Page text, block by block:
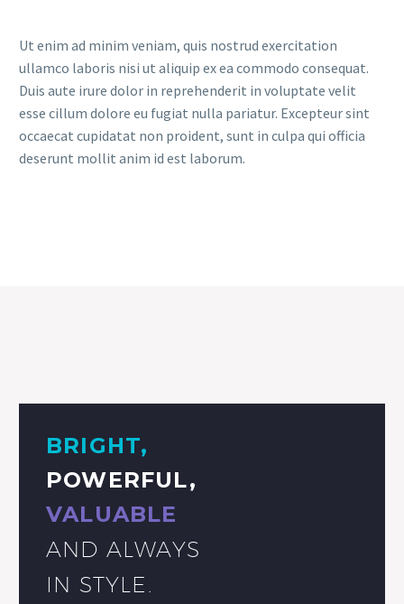
Ut enim ad minim veniam, quis nostrud exercitation
ullamco laboris nisi ut aliquip ex ea commodo consequat.
Duis aute irure dolor in reprehenderit in voluptate velit
esse cillum dolore eu fugiat nulla pariatur. Excepteur sint
occaecat cupidatat non proident, sunt in culpa qui officia
deserunt mollit anim id est laborum.
BRIGHT,
POWERFUL,
VALUABLE
AND ALWAYS
IN STYLE.